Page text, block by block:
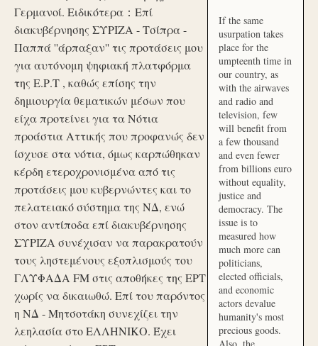
Γερμανοί. Ειδικότερα：Επί
διακυβέρνησης ΣΥΡΙΖΑ - Τσίπρα -
Παππά ''άρπαξαν'' τις προτάσεις μου
για αυτόνομη ψηφιακή πλατφόρμα
της Ε.Ρ.Τ , καθώς επίσης την
δημιουργία θεματικών μέσων που
είχα προτείνει για τα Νότια
προάστια Αττικής που προφανώς δεν
ίσχυσε στα νότια, όμως καρπώθηκαν
κέρδη ετεροχρονισμένα από τις
προτάσεις μου κυβερνώντες και το
πελατειακό σύστημα της ΝΔ, ενώ
στον αντίποδα επί διακυβέρνησης
ΣΥΡΙΖΑ συνέχισαν να παρακρατούν
τους ληστεμένους εξοπλισμούς του
ΓΛΥΦΑΔΑ FM στις αποθήκες της ΕΡΤ
χωρίς να δικαιωθώ. Επί του παρόντος
η ΝΔ - Μητσοτάκη συνεχίζει την
λεηλασία στο ΕΛΛΗΝΙΚΟ. Έχει
If the same
usurpation takes
place for the
umpteenth time in
our country, as
with the airwaves
and radio and
television, few
will benefit from
a few thousand
and even fewer
from billions euro
without equality,
justice and
democracy. The
issue is to
measured how
much more can
politicians,
elected officials,
and economic
actors devalue
humanity's most
precious goods.